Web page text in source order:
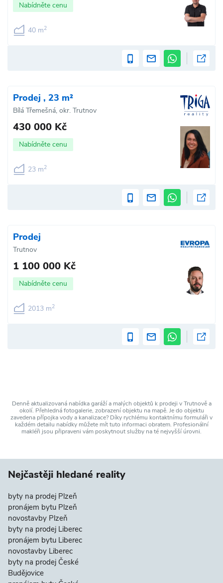
Nabídněte cenu
40 m2
Prodej , 23 m²
Bílá Třemešná, okr. Trutnov
430 000 Kč
Nabídněte cenu
23 m2
Prodej
Trutnov
1 100 000 Kč
Nabídněte cenu
2013 m2
Denně aktualizovaná nabídka garáží a malých objektů k prodeji v Trutnově a
okolí. Přehledná fotogalerie, zobrazení objektu na mapě. Je do objektu
zavedena přípojka vody a kanalizace? Díky rychlému kontaktnímu formuláři v
každém detailu nabídky můžete mít tuto informaci obratem. Profesionální
makléři jsou připraveni vám poskytnout služby na té nejvyšší úrovni.
Nejčastěji hledané reality
byty na prodej Plzeň
pronájem bytu Plzeň
novostavby Plzeň
byty na prodej Liberec
pronájem bytu Liberec
novostavby Liberec
byty na prodej České
Budějovice